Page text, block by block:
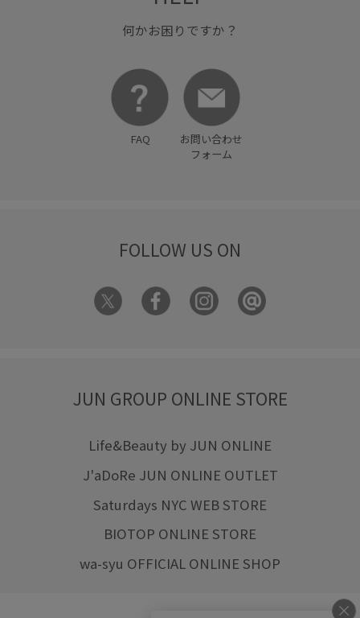
何かお困りですか？
FAQ
お問い合わせ
フォーム
FOLLOW US ON
JUN GROUP ONLINE STORE
Life&Beauty by JUN ONLINE
J'aDoRe JUN ONLINE OUTLET
Saturdays NYC WEB STORE
BIOTOP ONLINE STORE
wa-syu OFFICIAL ONLINE SHOP